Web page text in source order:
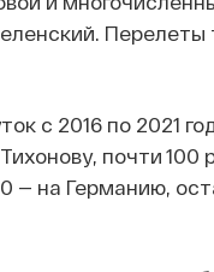
Перелеты
с 2016 по 2021
почти 100
— на Германию,